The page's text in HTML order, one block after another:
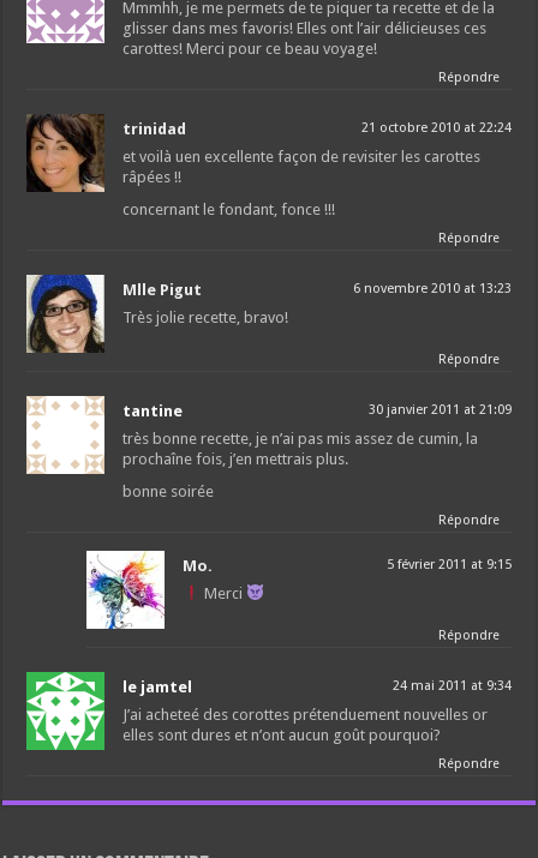
Mmmhh, je me permets de te piquer ta recette et de la
glisser dans mes favoris! Elles ont l’air délicieuses ces
carottes! Merci pour ce beau voyage!
Répondre
trinidad 21 octobre 2010 at 22:24
et voilà uen excellente façon de revisiter les carottes
râpées !!
concernant le fondant, fonce !!!
Répondre
Mlle Pigut 6 novembre 2010 at 13:23
Très jolie recette, bravo!
Répondre
tantine 30 janvier 2011 at 21:09
très bonne recette, je n’ai pas mis assez de cumin, la
prochaîne fois, j’en mettrais plus.
bonne soirée
Répondre
Mo. 5 février 2011 at 9:15
Merci
Répondre
le jamtel 24 mai 2011 at 9:34
J’ai acheteé des corottes prétenduement nouvelles or
elles sont dures et n’ont aucun goût pourquoi?
Répondre